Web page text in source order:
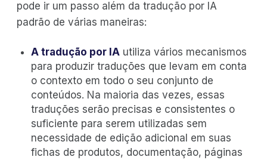
pode ir um passo além da tradução por IA
padrão de várias maneiras:
A tradução por IA utiliza vários mecanismos
para produzir traduções que levam em conta
o contexto em todo o seu conjunto de
conteúdos. Na maioria das vezes, essas
traduções serão precisas e consistentes o
suficiente para serem utilizadas sem
necessidade de edição adicional em suas
fichas de produtos, documentação, páginas